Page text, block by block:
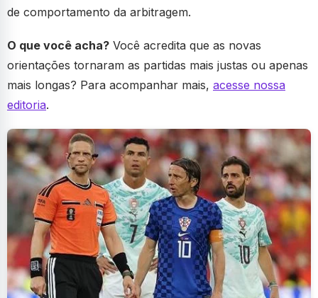
de comportamento da arbitragem.
O que você acha? Você acredita que as novas
orientações tornaram as partidas mais justas ou apenas
mais longas? Para acompanhar mais, acesse nossa
editoria.